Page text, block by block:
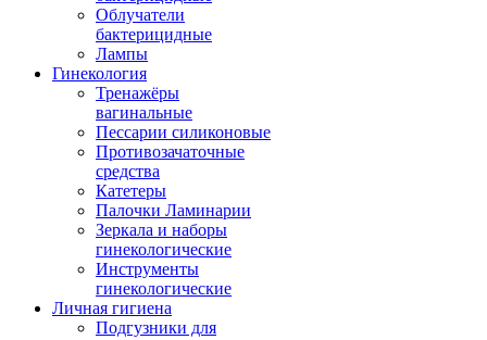
Облучатели
бактерицидные
Лампы
Гинекология
Тренажёры
вагинальные
Пессарии силиконовые
Противозачаточные
средства
Катетеры
Палочки Ламинарии
Зеркала и наборы
гинекологические
Инструменты
гинекологические
Личная гигиена
Подгузники для